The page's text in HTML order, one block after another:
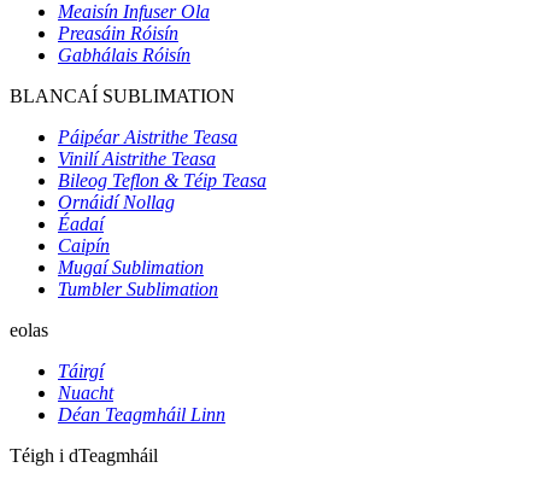
Meaisín Infuser Ola
Preasáin Róisín
Gabhálais Róisín
BLANCAÍ SUBLIMATION
Páipéar Aistrithe Teasa
Vinilí Aistrithe Teasa
Bileog Teflon & Téip Teasa
Ornáidí Nollag
Éadaí
Caipín
Mugaí Sublimation
Tumbler Sublimation
eolas
Táirgí
Nuacht
Déan Teagmháil Linn
Téigh i dTeagmháil